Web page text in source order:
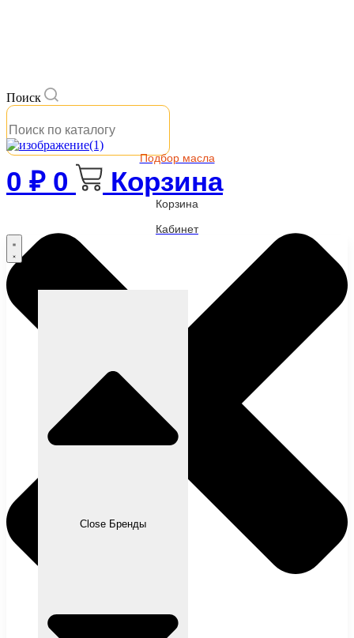
Поиск
Подбор масла
0 ₽ 0 Корзина
Корзина
Кабинет
Close Бренды